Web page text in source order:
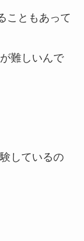
こともあって
難しいんで
しているの